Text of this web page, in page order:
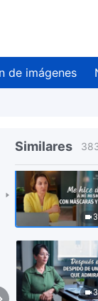
de imágenes
Similares